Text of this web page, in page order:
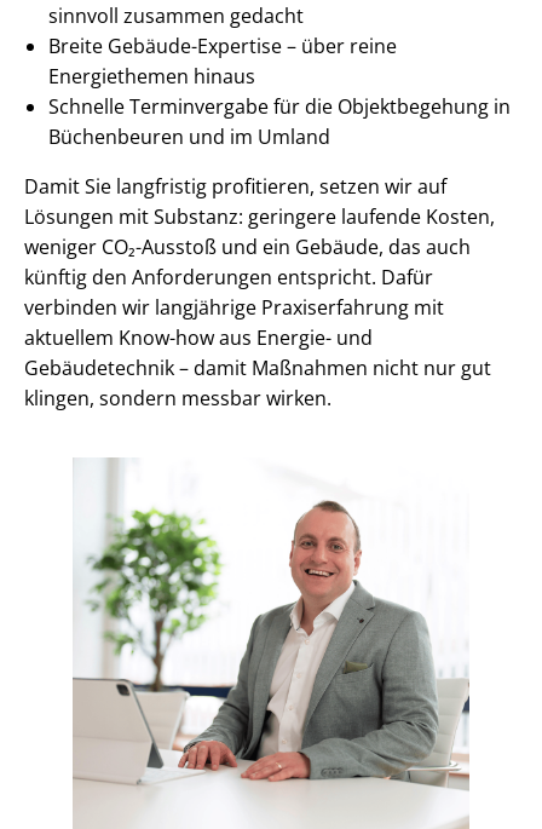
sinnvoll zusammen gedacht
Breite Gebäude-Expertise – über reine
Energiethemen hinaus
Schnelle Terminvergabe für die Objektbegehung in
Büchenbeuren und im Umland
Damit Sie langfristig profitieren, setzen wir auf
Lösungen mit Substanz: geringere laufende Kosten,
weniger CO₂-Ausstoß und ein Gebäude, das auch
künftig den Anforderungen entspricht. Dafür
verbinden wir langjährige Praxiserfahrung mit
aktuellem Know-how aus Energie- und
Gebäudetechnik – damit Maßnahmen nicht nur gut
klingen, sondern messbar wirken.